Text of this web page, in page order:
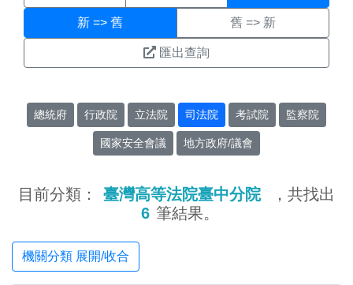
新 => 舊 舊 => 新
匯出查詢
總統府 行政院 立法院 司法院 考試院 監察院
國家安全會議 地方政府/議會
目前分類： 臺灣高等法院臺中分院
，共找出
6 筆結果。
機關分類 展開/收合